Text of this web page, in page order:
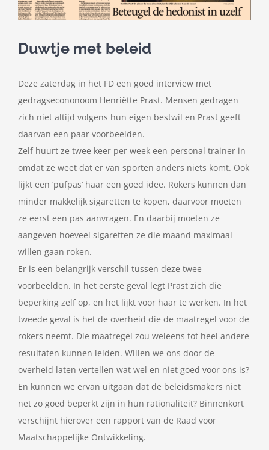
naar:
Duwtje met beleid
Deze zaterdag in het FD een goed interview met
gedragsecononoom Henriëtte Prast. Mensen gedragen
zich niet altijd volgens hun eigen bestwil en Prast geeft
daarvan een paar voorbeelden.
Zelf huurt ze twee keer per week een personal trainer in
omdat ze weet dat er van sporten anders niets komt. Ook
lijkt een ‘pufpas’ haar een goed idee. Rokers kunnen dan
minder makkelijk sigaretten te kopen, daarvoor moeten
ze eerst een pas aanvragen. En daarbij moeten ze
aangeven hoeveel sigaretten ze die maand maximaal
willen gaan roken.
Er is een belangrijk verschil tussen deze twee
voorbeelden. In het eerste geval legt Prast zich die
beperking zelf op, en het lijkt voor haar te werken. In het
tweede geval is het de overheid die de maatregel voor de
rokers neemt. Die maatregel zou weleens tot heel andere
resultaten kunnen leiden. Willen we ons door de
overheid laten vertellen wat wel en niet goed voor ons is?
En kunnen we ervan uitgaan dat de beleidsmakers niet
net zo goed beperkt zijn in hun rationaliteit? Binnenkort
verschijnt hierover een rapport van de Raad voor
Maatschappelijke Ontwikkeling.